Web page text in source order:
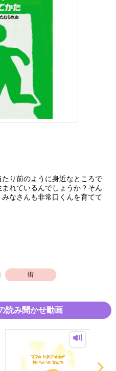
り前のように身近なところで
れているんでしょうか？そん
なさんも非常口くんを育てて
街
読み聞かせ動画